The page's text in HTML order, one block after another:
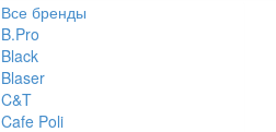
Все бренды
B.Pro
Black
Blaser
C&T
Cafe Poli